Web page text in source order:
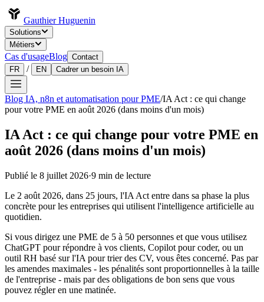
Gauthier Huguenin
Solutions
Métiers
Cas d'usageBlog Contact
FR
/ EN Cadrer un besoin IA
Blog IA, n8n et automatisation pour PME/IA Act : ce qui change
pour votre PME en août 2026 (dans moins d'un mois)
IA Act : ce qui change pour votre PME en
août 2026 (dans moins d'un mois)
Publié le 8 juillet 2026·9 min de lecture
Le 2 août 2026, dans 25 jours, l'IA Act entre dans sa phase la plus
concrète pour les entreprises qui utilisent l'intelligence artificielle au
quotidien.
Si vous dirigez une PME de 5 à 50 personnes et que vous utilisez
ChatGPT pour répondre à vos clients, Copilot pour coder, ou un
outil RH basé sur l'IA pour trier des CV, vous êtes concerné. Pas par
les amendes maximales - les pénalités sont proportionnelles à la taille
de l'entreprise - mais par des obligations de bon sens que vous
pouvez régler en une matinée.